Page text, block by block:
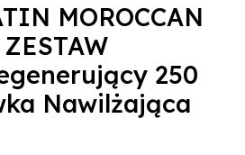
MOROCCAN
250
Nawilżająca